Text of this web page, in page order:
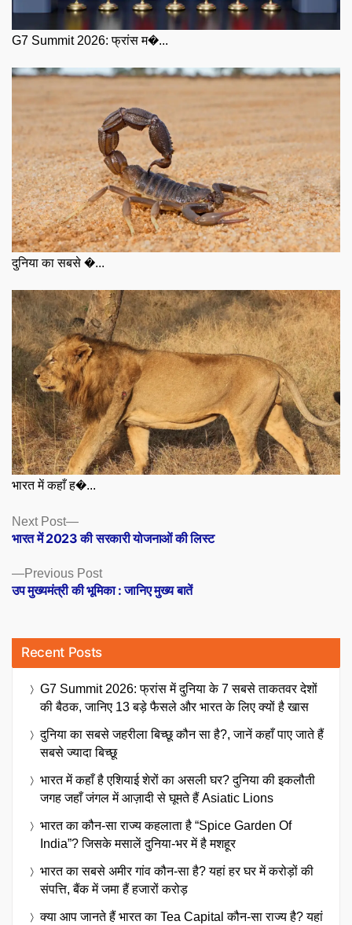
G7 Summit 2026: फ्रांस म�...
दुनिया का सबसे �...
भारत में कहाँ ह�...
Posts
navigation
Previous PostPrevious
post:
उप मुख्यमंत्री की भूमिका : जानिए मुख्य बातें
Next Post
Next
post:
भारत में 2023 की सरकारी योजनाओं की लिस्ट
Recent Posts
G7 Summit 2026: फ्रांस में दुनिया के 7 सबसे ताकतवर देशों
की बैठक, जानिए 13 बड़े फैसले और भारत के लिए क्यों है खास
दुनिया का सबसे जहरीला बिच्छू कौन सा है?, जानें कहाँ पाए जाते हैं
सबसे ज्यादा बिच्छू
भारत में कहाँ है एशियाई शेरों का असली घर? दुनिया की इकलौती
जगह जहाँ जंगल में आज़ादी से घूमते हैं Asiatic Lions
भारत का कौन-सा राज्य कहलाता है “Spice Garden Of
India”? जिसके मसालें दुनिया-भर में है मशहूर
भारत का सबसे अमीर गांव कौन-सा है? यहां हर घर में करोड़ों की
संपत्ति, बैंक में जमा हैं हजारों करोड़
क्या आप जानते हैं भारत का Tea Capital कौन-सा राज्य है? यहां